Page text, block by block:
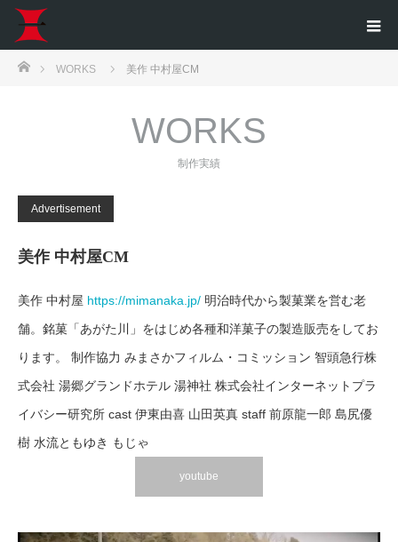
ホームWORKS 美作 中村屋CM
WORKS
制作実績
Advertisement
美作 中村屋CM
美作 中村屋 https://mimanaka.jp/ 明治時代から製菓業を営む老
舗。銘菓「あがた川」をはじめ各種和洋菓子の製造販売をしてお
ります。 制作協力 みまさかフィルム・コミッション 智頭急行株
式会社 湯郷グランドホテル 湯神社 株式会社インターネットプラ
イバシー研究所 cast 伊東由喜 山田英真 staff 前原龍一郎 島尻優
樹 水流ともゆき もじゃ
youtube